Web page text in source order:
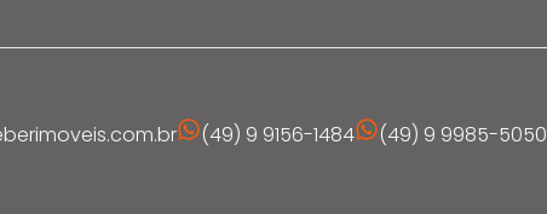
(49) 9 9156-1484 (49) 9 9985-5050